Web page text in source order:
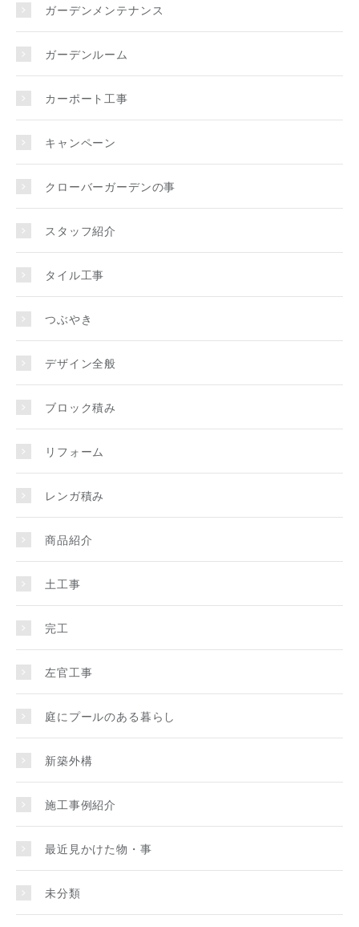
ガーデンメンテナンス
ガーデンルーム
カーポート工事
キャンペーン
クローバーガーデンの事
スタッフ紹介
タイル工事
つぶやき
デザイン全般
ブロック積み
リフォーム
レンガ積み
商品紹介
土工事
完工
左官工事
庭にプールのある暮らし
新築外構
施工事例紹介
最近見かけた物・事
未分類